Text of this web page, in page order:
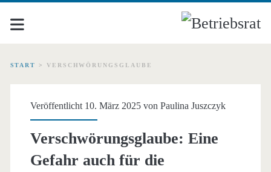
START > VERSCHWÖRUNGSGLAUBE
Schlagwort:
Veröffentlicht 10. März 2025 von Paulina Juszczyk
Verschwörungsglaube: Eine
Gefahr auch für die